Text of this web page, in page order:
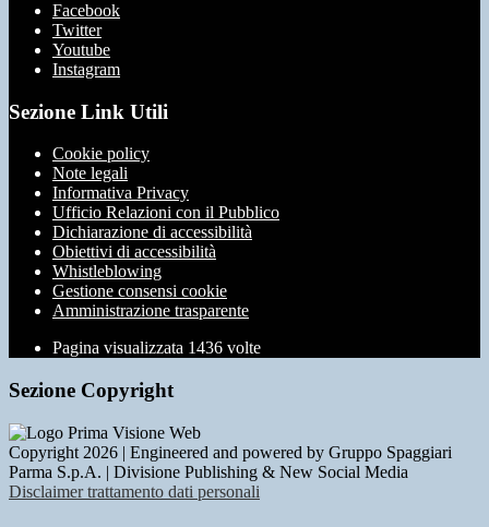
Facebook
Twitter
Youtube
Instagram
Sezione Link Utili
Cookie policy
Note legali
Informativa Privacy
Ufficio Relazioni con il Pubblico
Dichiarazione di accessibilità
Obiettivi di accessibilità
Whistleblowing
Gestione consensi cookie
Amministrazione trasparente
Pagina visualizzata 1436 volte
Sezione Copyright
Copyright 2026 | Engineered and powered by Gruppo Spaggiari
Parma S.p.A. | Divisione Publishing & New Social Media
Disclaimer trattamento dati personali